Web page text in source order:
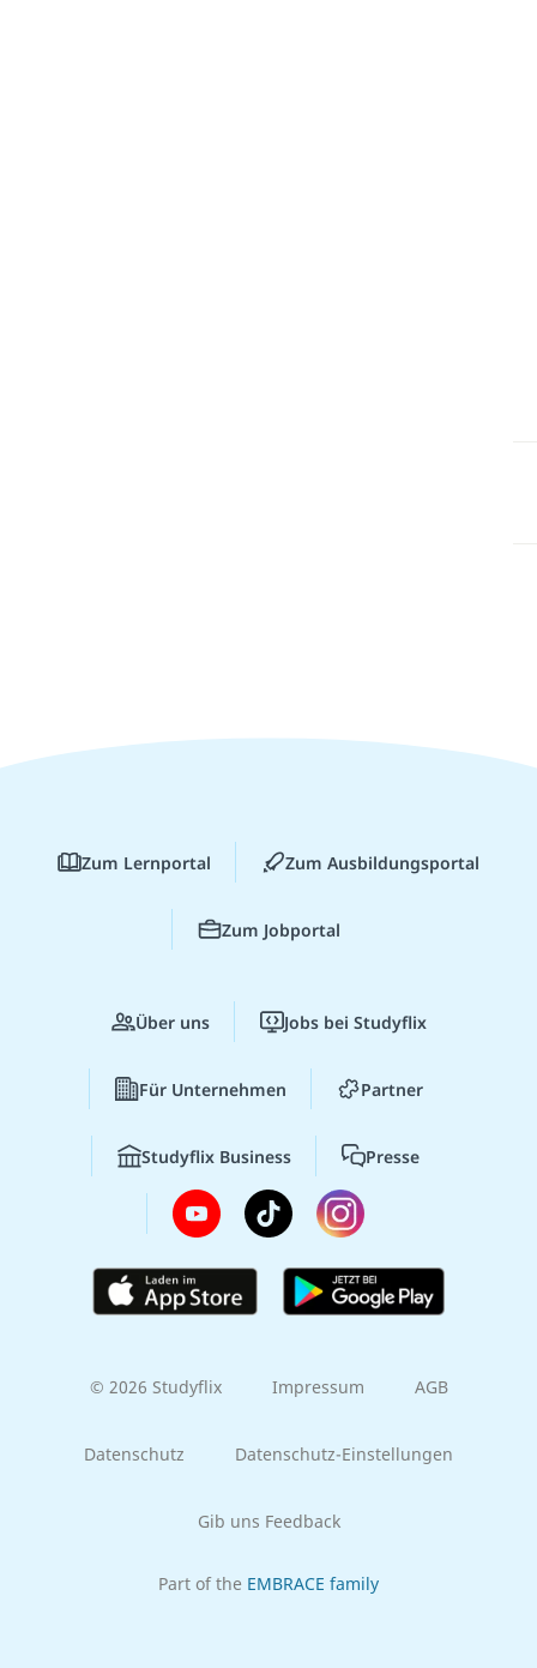
Zum Lernportal Zum Ausbildungsportal
Zum Jobportal
Über uns Jobs bei Studyflix
Für Unternehmen Partner
Studyflix Business Presse
© 2026 Studyflix Impressum AGB
Datenschutz Datenschutz-Einstellungen
Gib uns Feedback
Part of the EMBRACE family